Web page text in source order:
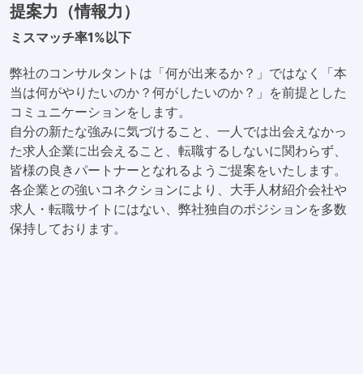
提案力（情報力）
ミスマッチ率1%以下
弊社のコンサルタントは「何が出来るか？」ではなく「本
当は何がやりたいのか？何がしたいのか？」を前提とした
コミュニケーションをします。
自分の新たな強みに気づけること、一人では出会えなかっ
た求人企業に出会えること、転職するしないに関わらず、
皆様の良きパートナーとなれるようご提案をいたします。
各企業との強いコネクションにより、大手人材紹介会社や
求人・転職サイトにはない、弊社独自のポジションを多数
保持しております。